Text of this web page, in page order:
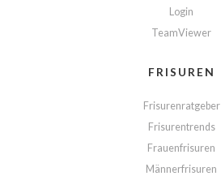
Login
TeamViewer
FRISUREN
Frisurenratgeber
Frisurentrends
Frauenfrisuren
Männerfrisuren